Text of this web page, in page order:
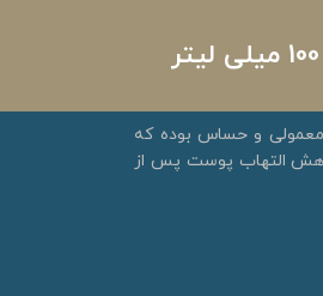
و حساس بوده که
التهاب پوست پس از